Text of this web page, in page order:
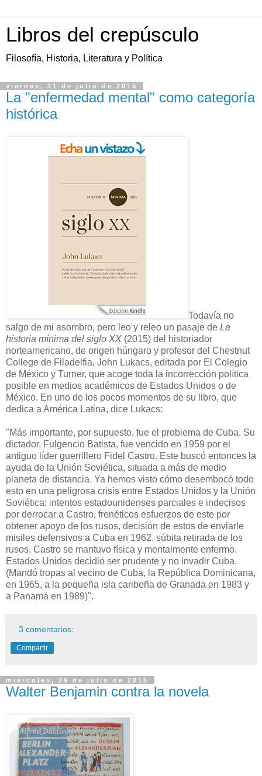
Libros del crepúsculo
Filosofía, Historia, Literatura y Política
viernes, 31 de julio de 2015
La "enfermedad mental" como categoría
histórica
Todavía no
salgo de mi asombro, pero leo y releo un pasaje de La
historia mínima del siglo XX (2015) del historiador
norteamericano, de origen húngaro y profesor del Chestnut
College de Filadelfia, John Lukacs, editada por El Colegio
de México y Turner, que acoge toda la incorrección política
posible en medios académicos de Estados Unidos o de
México. En uno de los pocos momentos de su libro, que
dedica a América Latina, dice Lukacs:
"Más importante, por supuesto, fue el problema de Cuba. Su
dictador, Fulgencio Batista, fue vencido en 1959 por el
antiguo líder guerrillero Fidel Castro. Este buscó entonces la
ayuda de la Unión Soviética, situada a más de medio
planeta de distancia. Ya hemos visto cómo desembocó todo
esto en una peligrosa crisis entre Estados Unidos y la Unión
Soviética: intentos estadounidenses parciales e indecisos
por derrocar a Castro, frenéticos esfuerzos de este por
obtener apoyo de los rusos, decisión de estos de enviarle
misiles defensivos a Cuba en 1962, súbita retirada de los
rusos. Castro se mantuvo física y mentalmente enfermo.
Estados Unidos decidió ser prudente y no invadir Cuba.
(Mandó tropas al vecino de Cuba, la República Dominicana,
en 1965, a la pequeña isla caribeña de Granada en 1983 y
a Panamá en 1989)".
3 comentarios:
Compartir
miércoles, 29 de julio de 2015
Walter Benjamin contra la novela